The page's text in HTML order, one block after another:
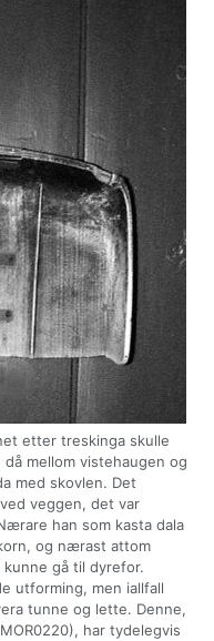
etter treskinga skulle
mellom vistehaugen og
med skovlen. Det
veggen, det var
han som kasta dala
og nærast attom
gå til dyrefor.
utforming, men iallfall
tunne og lette. Denne,
har tydelegvis